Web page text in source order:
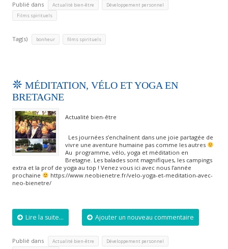
Publié dans Actualité bien-être Développement personnel
Films spirituels
Tag(s) bonheur films spirituels
MÉDITATION, VÉLO ET YOGA EN
BRETAGNE
Actualité bien-être
Les journées s’enchaînent dans une joie partagée de
vivre une aventure humaine pas comme les autres
Au programme, vélo, yoga et méditation en
Bretagne. Les balades sont magnifiques, les campings
extra et la prof de yoga au top ! Venez vous ici avec nous l’année
prochaine
https://www.neobienetre.fr/velo-yoga-et-meditation-avec-
neo-bienetre/
Lire la suite... Ajouter un nouveau commentaire
Publié dans Actualité bien-être Développement personnel